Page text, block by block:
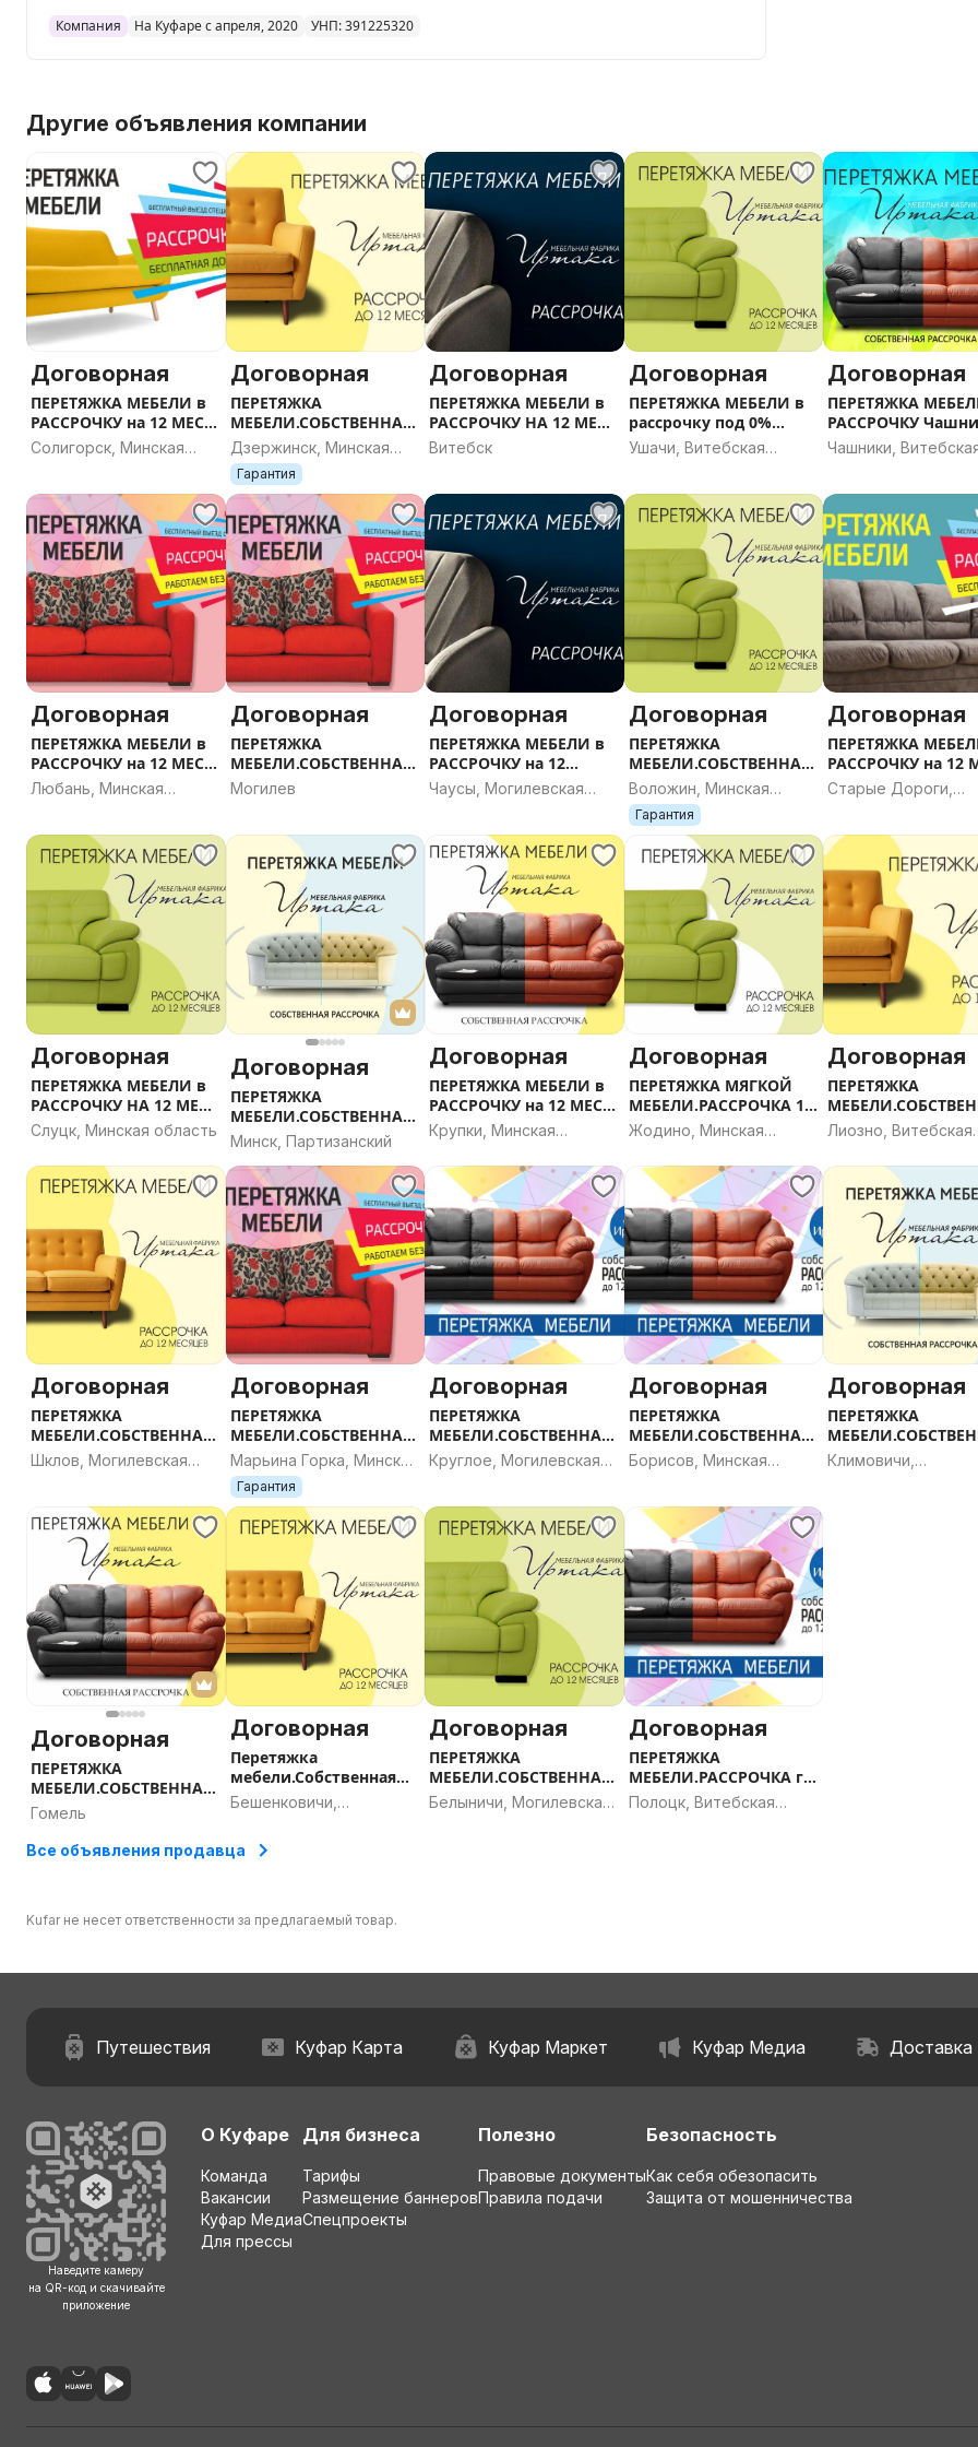
- Нет необходимости думать об утилизации старой мебели
Работаем без выходных! ЗВОНИТЕ!
Компания На Куфаре с апреля, 2020 УНП: 391225320
Другие объявления компании
Договорная
ПЕРЕТЯЖКА МЕБЕЛИ в
РАССРОЧКУ на 12 МЕС
г.Солигорск
Солигорск, Минская
Договорная
ПЕРЕТЯЖКА
МЕБЕЛИ.СОБСТВЕННАЯ
РАССРОЧКА.
г.Дзержинск
Дзержинск, Минская
область
Гарантия
Договорная
ПЕРЕТЯЖКА МЕБЕЛИ в
РАССРОЧКУ НА 12 МЕС
г.Витебск
Витебск
Договорная
ПЕРЕТЯЖКА МЕБЕЛИ в
рассрочку под 0%
Ушачи
Ушачи, Витебская
Договорная
ПЕРЕТЯЖКА
РАССРОЧКУ Чашники-
Новолукомль
Чашники,
Договорная
ПЕРЕТЯЖКА МЕБЕЛИ в
РАССРОЧКУ на 12 МЕС
г.Любань
Любань, Минская
Договорная
ПЕРЕТЯЖКА
МЕБЕЛИ.СОБСТВЕННАЯ
РАССРОЧКА. г.Могилёв
Могилев
Договорная
ПЕРЕТЯЖКА МЕБЕЛИ в
РАССРОЧКУ на 12
МЕСЯЦЕВ г.Чаусы
Чаусы, Могилевская
Договорная
ПЕРЕТЯЖКА
МЕБЕЛИ.СОБСТВЕННАЯ
РАССРОЧКА. г.Воложин
Воложин, Минская
область
Гарантия
Договорная
ПЕРЕТЯЖКА
РАССРОЧКУ на 12
г.Старые Дороги
Старые Дороги,
Договорная
ПЕРЕТЯЖКА МЕБЕЛИ в
РАССРОЧКУ НА 12 МЕС
г.Слуцк
Слуцк, Минская область
Договорная
ПЕРЕТЯЖКА
МЕБЕЛИ.СОБСТВЕННАЯ
РАССРОЧКА. г.Минск
Минск, Партизанский
Договорная
ПЕРЕТЯЖКА МЕБЕЛИ в
РАССРОЧКУ на 12 МЕС
г.Крупки
Крупки, Минская
Договорная
ПЕРЕТЯЖКА МЯГКОЙ
МЕБЕЛИ.РАССРОЧКА 12
мес. г.Жодино
Жодино, Минская
Договорная
ПЕРЕТЯЖКА
РАССРОЧКА.
Лиозно, Витебская
Договорная
ПЕРЕТЯЖКА
МЕБЕЛИ.СОБСТВЕННАЯ
РАССРОЧКА г.Шклов
Шклов, Могилевская
Договорная
ПЕРЕТЯЖКА
МЕБЕЛИ.СОБСТВЕННАЯ
РАССРОЧКА. г.Марьина
Горка
Марьина Горка, Минская
область
Гарантия
Договорная
ПЕРЕТЯЖКА
МЕБЕЛИ.СОБСТВЕННАЯ
РАССРОЧКА. г.Круглое
Круглое, Могилевская
Договорная
ПЕРЕТЯЖКА
МЕБЕЛИ.СОБСТВЕННАЯ
РАССРОЧКА г.Борисов
Борисов, Минская
Договорная
ПЕРЕТЯЖКА
РАССРОЧКА
Климовичи
Климовичи,
Договорная
ПЕРЕТЯЖКА
МЕБЕЛИ.СОБСТВЕННАЯ
Гомель
Договорная
Перетяжка
мебели.Собственная
рассрочка.Бешенкович
Бешенковичи,
Договорная
ПЕРЕТЯЖКА
МЕБЕЛИ.СОБСТВЕННАЯ
РАССРОЧКА.
г.Белыничи
Белыничи, Могилевская
Договорная
ПЕРЕТЯЖКА
МЕБЕЛИ.РАССРОЧКА г.
Полоцк
Полоцк, Витебская
Все объявления продавца
Kufar не несет ответственности за предлагаемый товар.
Путешествия Куфар Карта Куфар Маркет Куфар Медиа Доставка
Наведите камеру
на QR-код и скачивайте
приложение
О Куфаре
Команда
Вакансии
Куфар Медиа
Для прессы
Для бизнеса
Тарифы
Размещение баннеров
Спецпроекты
Полезно
Правовые документы
Правила подачи
Безопасность
Как себя обезопасить
Защита от мошенничества